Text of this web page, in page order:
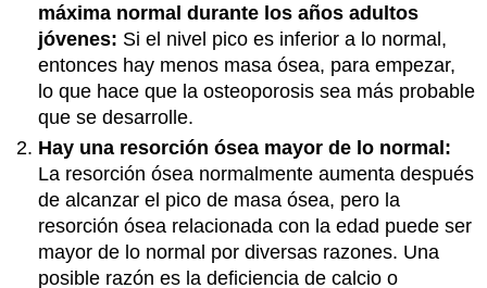
máxima normal durante los años adultos
jóvenes: Si el nivel pico es inferior a lo normal,
entonces hay menos masa ósea, para empezar,
lo que hace que la osteoporosis sea más probable
que se desarrolle.
Hay una resorción ósea mayor de lo normal:
La resorción ósea normalmente aumenta después
de alcanzar el pico de masa ósea, pero la
resorción ósea relacionada con la edad puede ser
mayor de lo normal por diversas razones. Una
posible razón es la deficiencia de calcio o